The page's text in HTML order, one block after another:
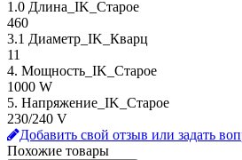
1.0 Длина_IK_Старое
460
3.1 Диаметр_IK_Кварц
11
4. Мощность_IK_Старое
1000 W
5. Напряжение_IK_Старое
230/240 V
Добавить свой отзыв или задать
Похожие товары